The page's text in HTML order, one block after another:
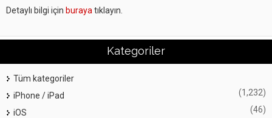
Detaylı bilgi için buraya tıklayın.
Kategoriler
Tüm kategoriler
iPhone / iPad
(1,232)
iOS (46)